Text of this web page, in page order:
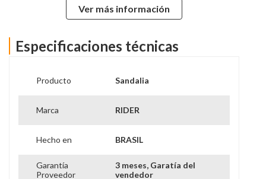
frecuencia, además de un forro cortado con hilo cosido
Ver más información
Especificaciones técnicas
Producto Sandalia
Marca RIDER
Hecho en BRASIL
Garantía
Proveedor
3 meses, Garatía del
vendedor